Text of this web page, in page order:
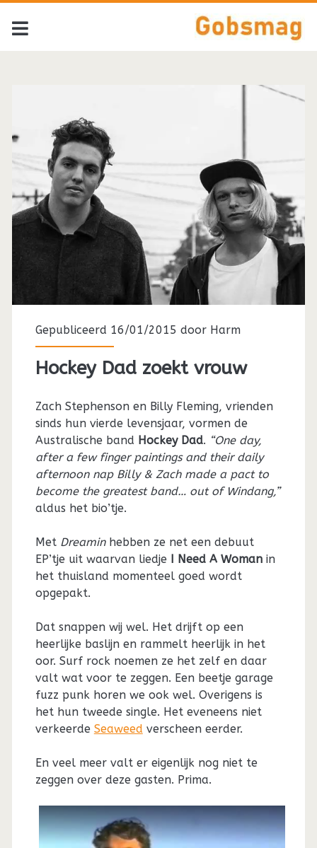
Gepubliceerd 16/01/2015 door Harm
Hockey Dad zoekt vrouw
Zach Stephenson en Billy Fleming, vrienden
sinds hun vierde levensjaar, vormen de
Australische band Hockey Dad. “One day,
after a few finger paintings and their daily
afternoon nap Billy & Zach made a pact to
become the greatest band… out of Windang,”
aldus het bio’tje.
Met Dreaminhebben ze net een debuut
EP’tje uit waarvan liedje
I Need A Womanin
het thuisland momenteel goed wordt
opgepakt.
Dat snappen wij wel. Het drijft op een
heerlijke baslijn en rammelt heerlijk in het
oor. Surf rock noemen ze het zelf en daar
valt wat voor te zeggen. Een beetje garage
fuzz punk horen we ook wel. Overigens is
het hun tweede single. Het eveneens niet
verkeerde Seaweed verscheen eerder.
En veel meer valt er eigenlijk nog niet te
zeggen over deze gasten. Prima.